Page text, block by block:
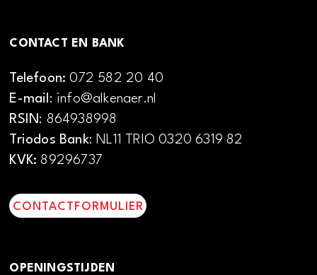
CONTACT EN BANK
Telefoon:072 582 20 40
E-mail: info@alkenaer.nl
RSIN: 864938998
Triodos Bank: NL11 TRIO 0320 6319 82
KVK: 89296737
CONTACTFORMULIER
OPENINGSTIJDEN